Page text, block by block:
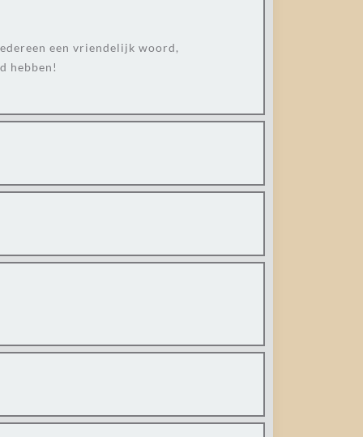
een vriendelijk woord,
hebben!